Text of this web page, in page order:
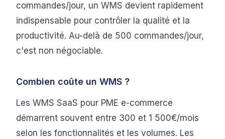
commandes/jour, un WMS devient rapidement
indispensable pour contrôler la qualité et la
productivité. Au-delà de 500 commandes/jour,
c'est non négociable.
Combien coûte un WMS ?
Les WMS SaaS pour PME e-commerce
démarrent souvent entre 300 et 1 500€/mois
selon les fonctionnalités et les volumes. Les